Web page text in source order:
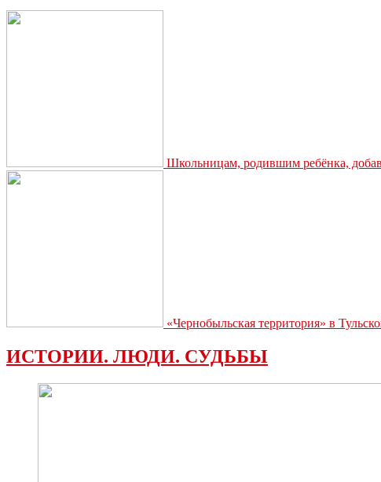
Школьницам, родившим ребёнка,
«Чернобыльская территория» в
ИСТОРИИ. ЛЮДИ. СУДЬБЫ